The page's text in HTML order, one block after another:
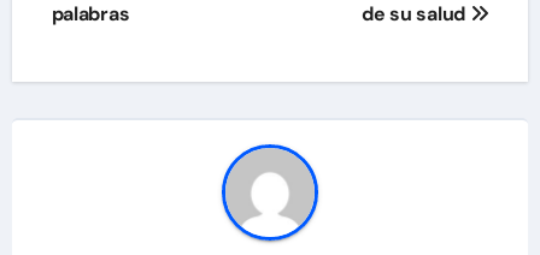
palabras
de su salud